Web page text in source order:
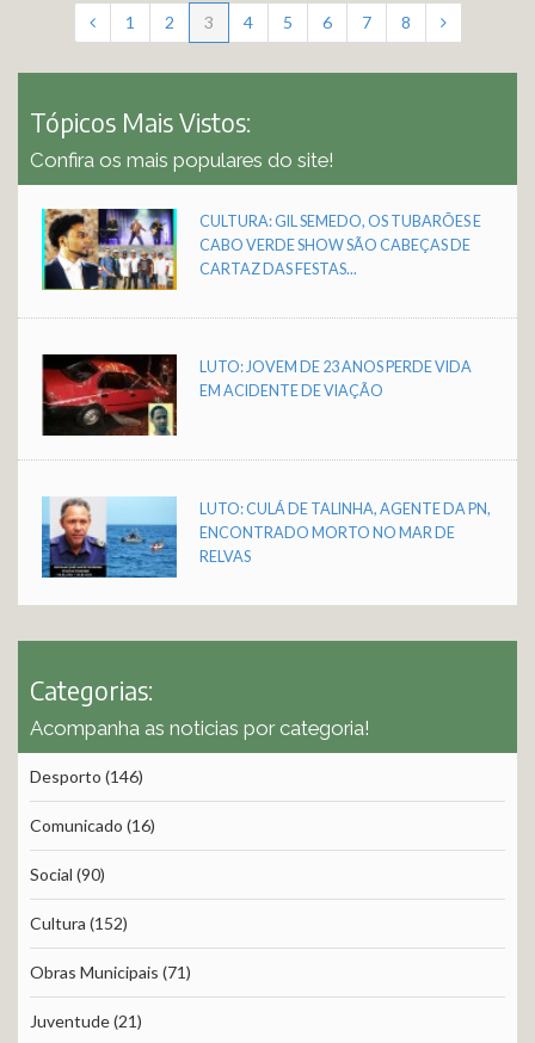
1 2 3 4 5 6 7 8
Tópicos Mais Vistos:
Confira os mais populares do site!
CULTURA: GIL SEMEDO, OS TUBARÕES E
CABO VERDE SHOW SÃO CABEÇAS DE
CARTAZ DAS FESTAS...
LUTO: JOVEM DE 23 ANOS PERDE VIDA
EM ACIDENTE DE VIAÇÃO
LUTO: CULÁ DE TALINHA, AGENTE DA PN,
ENCONTRADO MORTO NO MAR DE
RELVAS
Categorias:
Acompanha as noticias por categoria!
Desporto (146)
Comunicado (16)
Social (90)
Cultura (152)
Obras Municipais (71)
Juventude(21)